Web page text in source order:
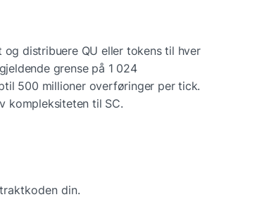
distribuere QU eller tokens til hver
grense på 1 024
500 millioner overføringer per tick.
kompleksiteten til SC.
din.